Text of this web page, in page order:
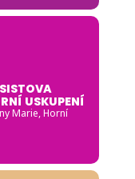
USKUPENÍ
Marie, Horní